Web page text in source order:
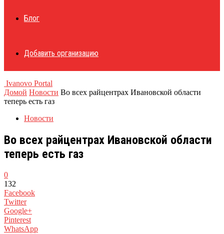
Блог
Добавить организацию
Ivanovo Portal
Домой Новости Во всех райцентрах Ивановской области
теперь есть газ
Новости
Во всех райцентрах Ивановской области
теперь есть газ
0
132
Facebook
Twitter
Google+
Pinterest
WhatsApp